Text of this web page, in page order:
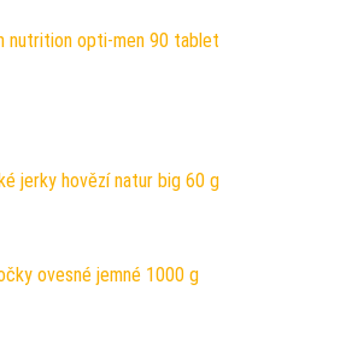
nutrition opti-men 90 tablet
jerky hovězí natur big 60 g
ovesné jemné 1000 g